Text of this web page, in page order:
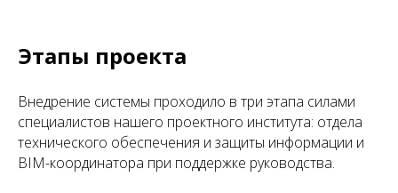
Этапы проекта
Внедрение системы проходило в три этапа силами
специалистов нашего проектного института: отдела
технического обеспечения и защиты информации и
BIM-координатора при поддержке руководства.